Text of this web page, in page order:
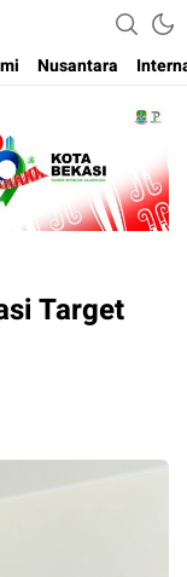
Nusantara
Target